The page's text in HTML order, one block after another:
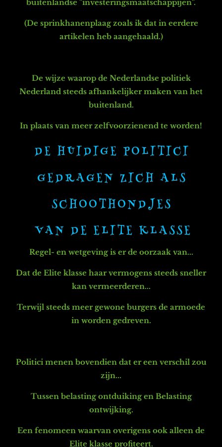
buitenlandse "investeringsmaatschappijen".
(De sprinkhanenplaag zoals ik dat in eerdere
artikelen heb aangehaald.)
De wijze waarop de Nederlandse politiek
Nederland steeds afhankelijker maken van het
buitenland.
In plaats van meer zelfvoorzienend te worden!
D E H U I D I G E P O L I T I C I
G E D R A G E N Z I C H A L S
S C H O O T H O N D J E S
V A N D E E L I T E K L A S S E
Regel- en wetgeving is er de oorzaak van...
Dat de Elite klasse haar vermogens steeds sneller
kan vermeerderen...
Terwijl steeds meer gewone burgers de armoede
in worden gedreven.
Politici menen bovendien dat er een verschil zou
zijn...
Tussen belasting ontduiking en Belasting
ontwijking.
Een fenomeen waarvan overigens ook alleen de
Elite klasse profiteert.